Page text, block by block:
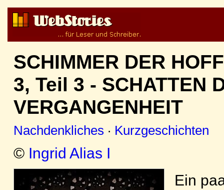
SCHIMMER DER
3, Teil 3 - SCHATTEN
VERGANGENHEIT
Nachdenkliches · Kurzgeschichten
© Ingrid Alias I
Ein